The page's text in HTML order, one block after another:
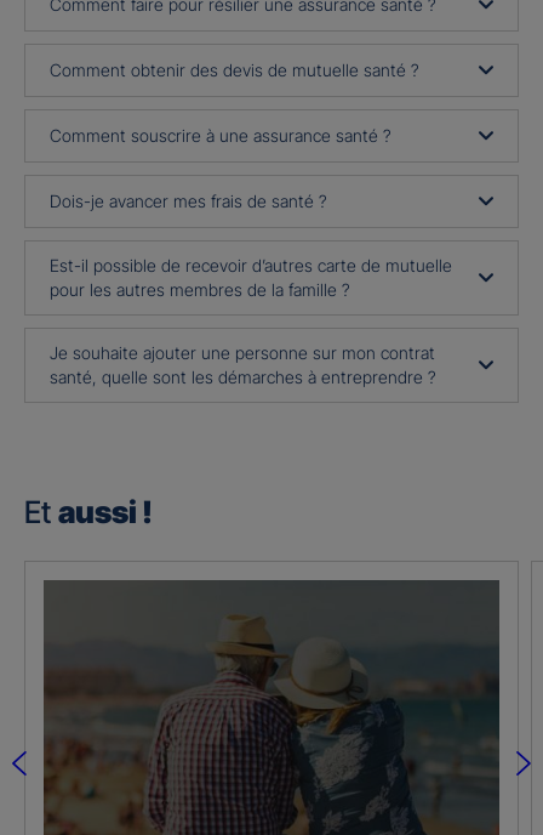
Comment obtenir des devis de mutuelle santé ?
Comment souscrire à une assurance santé ?
Dois-je avancer mes frais de santé ?
Est-il possible de recevoir d’autres carte de mutuelle
pour les autres membres de la famille ?
Je souhaite ajouter une personne sur mon contrat
santé, quelle sont les démarches à entreprendre ?
Et aussi !